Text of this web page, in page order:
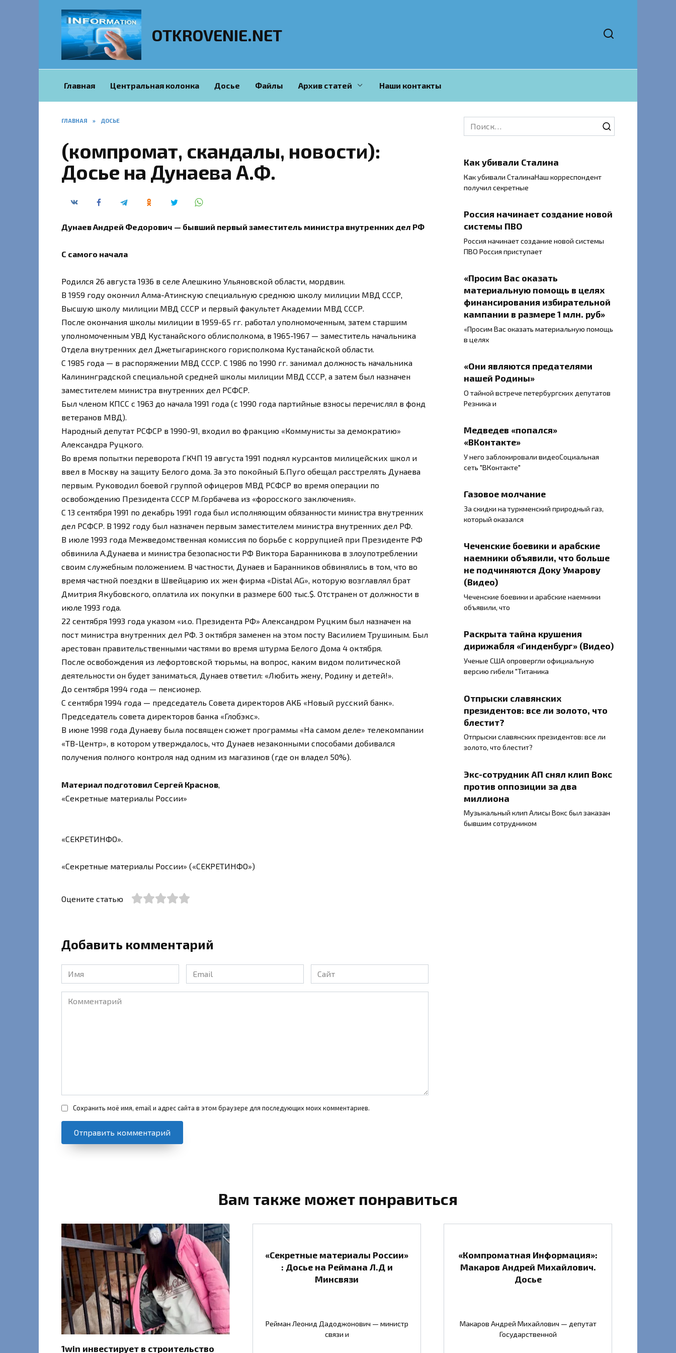
OTKROVENIE.NET
Главная Центральная колонка Досье Файлы Архив статей Наши контакты
ГЛАВНАЯ » ДОСЬЕ
(компромат, скандалы, новости):
Досье на Дунаева А.Ф.
Дунаев Андрей Федорович — бывший первый заместитель министра внутренних дел РФ
С самого начала
Родился 26 августа 1936 в селе Алешкино Ульяновской области, мордвин.
В 1959 году окончил Алма-Атинскую специальную среднюю школу милиции МВД СССР,
Высшую школу милиции МВД СССР и первый факультет Академии МВД СССР.
После окончания школы милиции в 1959-65 гг. работал уполномоченным, затем старшим
уполномоченным УВД Кустанайского облисполкома, в 1965-1967 — заместитель начальника
Отдела внутренних дел Джетыгаринского горисполкома Кустанайской области.
С 1985 года — в распоряжении МВД СССР. С 1986 по 1990 гг. занимал должность начальника
Калининградской специальной средней школы милиции МВД СССР, а затем был назначен
заместителем министра внутренних дел РСФСР.
Был членом КПСС с 1963 до начала 1991 года (с 1990 года партийные взносы перечислял в фонд
ветеранов МВД).
Народный депутат РСФСР в 1990-91, входил во фракцию «Коммунисты за демократию»
Александра Руцкого.
Во время попытки переворота ГКЧП 19 августа 1991 поднял курсантов милицейских школ и
ввел в Москву на защиту Белого дома. За это покойный Б.Пуго обещал расстрелять Дунаева
первым. Руководил боевой группой офицеров МВД РСФСР во время операции по
освобождению Президента СССР М.Горбачева из «форосского заключения».
С 13 сентября 1991 по декабрь 1991 года был исполняющим обязанности министра внутренних
дел РСФСР. В 1992 году был назначен первым заместителем министра внутренних дел РФ.
В июле 1993 года Межведомственная комиссия по борьбе с коррупцией при Президенте РФ
обвинила А.Дунаева и министра безопасности РФ Виктора Баранникова в злоупотреблении
своим служебным положением. В частности, Дунаев и Баранников обвинялись в том, что во
время частной поездки в Швейцарию их жен фирма «Distal AG», которую возглавлял брат
Дмитрия Якубовского, оплатила их покупки в размере 600 тыс.$. Отстранен от должности в
июле 1993 года.
22 сентября 1993 года указом «и.о. Президента РФ» Александром Руцким был назначен на
пост министра внутренних дел РФ. 3 октября заменен на этом посту Василием Трушиным. Был
арестован правительственными частями во время штурма Белого Дома 4 октября.
После освобождения из лефортовской тюрьмы, на вопрос, каким видом политической
деятельности он будет заниматься, Дунаев ответил: «Любить жену, Родину и детей!».
До сентября 1994 года — пенсионер.
С сентября 1994 года — председатель Совета директоров АКБ «Новый русский банк».
Председатель совета директоров банка «Глобэкс».
В июне 1998 года Дунаеву была посвящен сюжет программы «На самом деле» телекомпании
«ТВ-Центр», в котором утверждалось, что Дунаев незаконными способами добивался
получения полного контроля над одним из магазинов (где он владел 50%).
Материал подготовил Сергей Краснов
«Секретные материалы России»
«СЕКРЕТИНФО».
«Секретные материалы России» («СЕКРЕТИНФО»)
Оцените статью
Добавить комментарий
Имя
*
Email
*
Сайт
Комментарий
Сохранить моё имя, email и адрес сайта в этом браузере для последующих моих комментариев.
Search
for:
Как убивали Сталина
Как убивали СталинаНаш корреспондент
получил секретные
Россия начинает создание новой
системы ПВО
Россия начинает создание новой системы
ПВО Россия приступает
«Просим Вас оказать
материальную помощь в целях
финансирования избирательной
кампании в размере 1 млн. руб»
«Просим Вас оказать материальную помощь
в целях
«Они являются предателями
нашей Родины»
О тайной встрече петербургских депутатов
Резника и
Медведев «попался»
«ВКонтакте»
У него заблокировали видеоСоциальная
сеть "ВКонтакте"
Газовое молчание
За скидки на туркменский природный газ,
который оказался
Чеченские боевики и арабские
наемники объявили, что больше
не подчиняются Доку Умарову
(Видео)
Чеченские боевики и арабские наемники
объявили, что
Раскрыта тайна крушения
дирижабля «Гинденбург» (Видео)
Ученые США опровергли официальную
версию гибели "Титаника
Отпрыски славянских
президентов: все ли золото, что
блестит?
Отпрыски славянских президентов: все ли
золото, что блестит?
Экс-сотрудник АП снял клип Вокс
против оппозиции за два
миллиона
Музыкальный клип Алисы Вокс был заказан
бывшим сотрудником
Вам также может понравиться
1win инвестирует в строительство
«Секретные материалы России»
: Досье на Реймана Л.Д и
Минсвязи
Рейман Леонид Дадоджонович — министр
связи и
«Компроматная Информация»:
Макаров Андрей Михайлович.
Досье
Макаров Андрей Михайлович — депутат
Государственной